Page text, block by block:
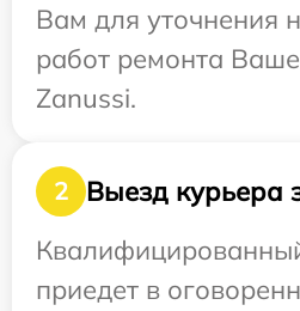
Вам для уточнения
работ ремонта
Zanussi.
2
Выезд курьера
приедет в